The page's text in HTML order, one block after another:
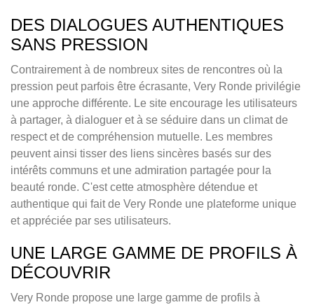
DES DIALOGUES AUTHENTIQUES
SANS PRESSION
Contrairement à de nombreux sites de rencontres où la
pression peut parfois être écrasante, Very Ronde privilégie
une approche différente. Le site encourage les utilisateurs
à partager, à dialoguer et à se séduire dans un climat de
respect et de compréhension mutuelle. Les membres
peuvent ainsi tisser des liens sincères basés sur des
intérêts communs et une admiration partagée pour la
beauté ronde. C'est cette atmosphère détendue et
authentique qui fait de Very Ronde une plateforme unique
et appréciée par ses utilisateurs.
UNE LARGE GAMME DE PROFILS À
DÉCOUVRIR
Very Ronde propose une large gamme de profils à